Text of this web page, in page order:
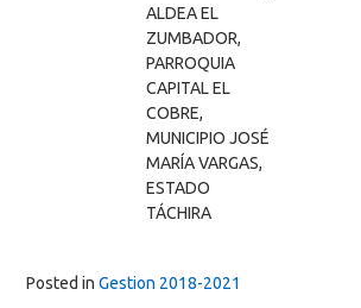
ALDEA EL
ZUMBADOR,
PARROQUIA
CAPITAL EL
COBRE,
MUNICIPIO JOSÉ
MARÍA VARGAS,
ESTADO
TÁCHIRA
Posted in Gestion 2018-2021